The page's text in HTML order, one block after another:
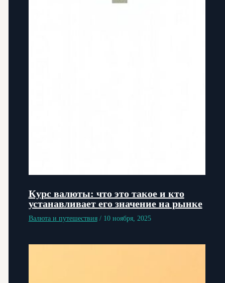
Курс валюты: что это такое и кто
устанавливает его значение на рынке
Валюта и путешествия/ 10 ноября, 2025